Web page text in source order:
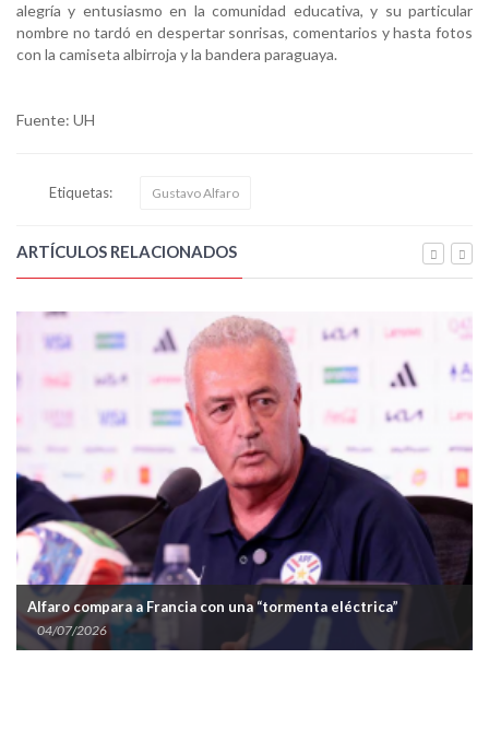
alegría y entusiasmo en la comunidad educativa, y su particular
nombre no tardó en despertar sonrisas, comentarios y hasta fotos
con la camiseta albirroja y la bandera paraguaya.
Fuente: UH
Etiquetas: Gustavo Alfaro
ARTÍCULOS RELACIONADOS
Alfaro compara a Francia con una “tormenta eléctrica”
04/07/2026